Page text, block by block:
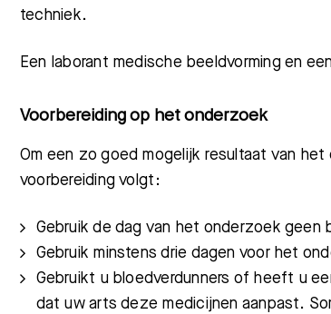
techniek.
Een laborant medische beeldvorming en
Voorbereiding op het onderzoek
Om een zo goed mogelijk resultaat van
voorbereiding volgt:
Gebruik de dag van het onderzoek
Gebruik minstens drie dagen voor het
Gebruikt u bloedverdunners of heeft u
dat uw arts deze medicijnen aanpast.